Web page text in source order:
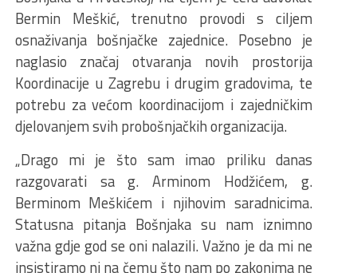
Bermin Meškić, trenutno provodi s ciljem
osnaživanja bošnjačke zajednice. Posebno je
naglasio značaj otvaranja novih prostorija
Koordinacije u Zagrebu i drugim gradovima, te
potrebu za većom koordinacijom i zajedničkim
djelovanjem svih probošnjačkih organizacija.
„Drago mi je što sam imao priliku danas
razgovarati sa g. Arminom Hodžićem, g.
Berminom Meškićem i njihovim saradnicima.
Statusna pitanja Bošnjaka su nam iznimno
važna gdje god se oni nalazili. Važno je da mi ne
insistiramo ni na čemu što nam po zakonima ne